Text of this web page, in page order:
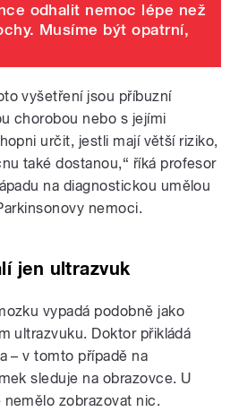
odhalit nemoc lépe než
Musíme být opatrní,
vyšetření jsou příbuzní
chorobou nebo s jejími
určit, jestli mají větší riziko,
také dostanou,“ říká profesor
na diagnostickou umělou
nemoci.
jen ultrazvuk
vypadá podobně jako
ultrazvuku. Doktor přikládá
– v tomto případě na
sleduje na obrazovce. U
zobrazovat nic.